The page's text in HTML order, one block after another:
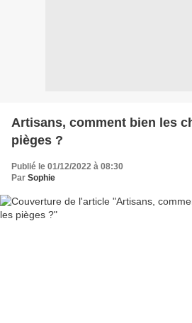
Artisans, comment bien les
pièges ?
Publié le 01/12/2022 à 08:30
Par Sophie